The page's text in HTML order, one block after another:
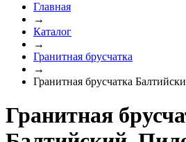
Главная
→
Каталог
→
Гранитная брусчатка
→
Гранитная брусчатка
Гранитная